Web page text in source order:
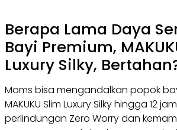
Berapa Lama Daya
Bayi Premium,
Luxury Silky,
Moms bisa mengandalkan popok
MAKUKU Slim Luxury Silky hingga 12
perlindungan Zero Worrydan